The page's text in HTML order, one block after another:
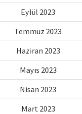
Eylül 2023
Temmuz 2023
Haziran 2023
Mayıs 2023
Nisan 2023
Mart 2023